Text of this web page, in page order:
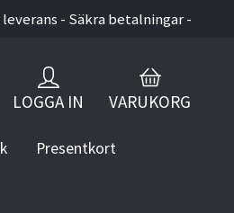
- Säkra betalningar -
LOGGA IN VARUKORG
Presentkort